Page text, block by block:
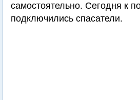
самостоятельно. Сегодня к
подключились спасатели.